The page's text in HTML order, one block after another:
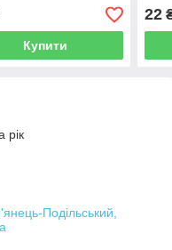
Купити
22
рік
Подільський,